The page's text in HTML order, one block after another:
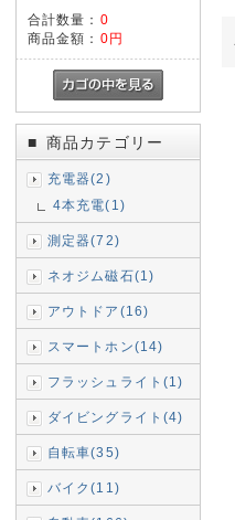
合計数量： 0
商品金額： 0円
■ 商品カテゴリー
充電器(2)
4本充電(1)
測定器(72)
ネオジム磁石(1)
アウトドア(16)
スマートホン(14)
フラッシュライト(1)
ダイビングライト(4)
自転車(35)
バイク(11)